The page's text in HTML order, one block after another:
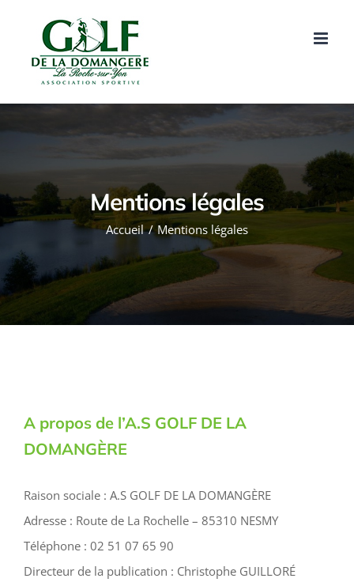
contenu
Mentions légales
Accueil Mentions légales
A propos de l’A.S GOLF DE LA
DOMANGÈRE
Raison sociale : A.S GOLF DE LA DOMANGÈRE
Adresse : Route de La Rochelle – 85310 NESMY
Téléphone : 02 51 07 65 90
Directeur de la publication : Christophe GUILLORÉ